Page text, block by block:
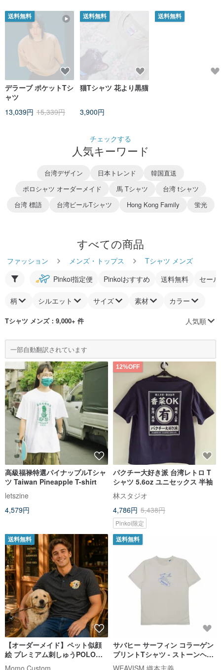
送料無料
デラーブ ポケットTシ
ャツ
13,039円 15,339円
送料無料
猫Tシャツ 花より黒猫
3,900円
送料無料
チェックする
人気キーワード
台湾デザイン 日本トレンド
韓国直送
ポロシャツ オーダーメイド
馬 Tシャツ
台湾 tシャツ
台湾 標語
台湾ビールTシャツ Hong Kong Family 蛍光
すべての商品
ファッション メンズ・トップス
Tシャツ メンズ
Pinkoi指定便
Pinkoiおすすめ 送料無料 セー
柄 シルエット サイズ 素材 カラー
Tシャツ メンズ：9,000+ 件 人気順
一部自動翻訳されています
高級福禄特選パイナップルTシャ
ツ Taiwan Pineapple T-shirt
letszine
4,579円
12%OFF
パクチー大好き派 台湾レトロ T
シャツ 5.6oz ユニセックス 半袖
林スタジオ
4,786円 5,438円
Pinkoi限定
送料無料
【オーダーメイド】ペット似顔
絵 プレミアム刺しゅうPOLOシ
ャツ 肌に優しい純棉・快適な通
送料無料
サバヒー サーフィン コラーゲン
プリントTシャツ - ストーンヘザ
ーグレー